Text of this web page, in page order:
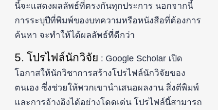
นี้จะแสดงผลลัพธ์ที่ตรงกันทุกประการ นอกจากนี้
การระบุปีที่พิมพ์ของบทความหรือหนังสือที่ต้องการ
ค้นหา จะทำให้ได้ผลลัพธ์ที่ดีกว่า
5. โปรไฟล์นักวิจัย : Google Scholar เปิด
โอกาสให้นักวิชาการสร้างโปรไฟล์นักวิจัยของ
ตนเอง ซึ่งช่วยให้พวกเขานำเสนอผลงาน สิ่งตีพิมพ์
และการอ้างอิงได้อย่างโดดเด่น โปรไฟล์นี้สามารถ